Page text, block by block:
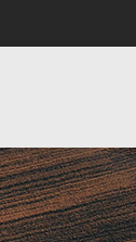
관련사이트
기타링크